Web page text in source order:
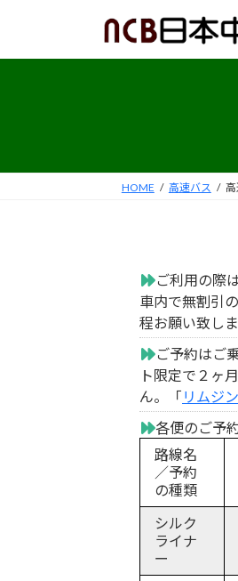
HOME 高速バス
ご利用の際
車内で無割引
程お願い致しま
ご予約はご
ト限定で２ヶ
ん。「 リムジ
各便のご予
路線名
／予約
の種類
シルク
ライナ
ー